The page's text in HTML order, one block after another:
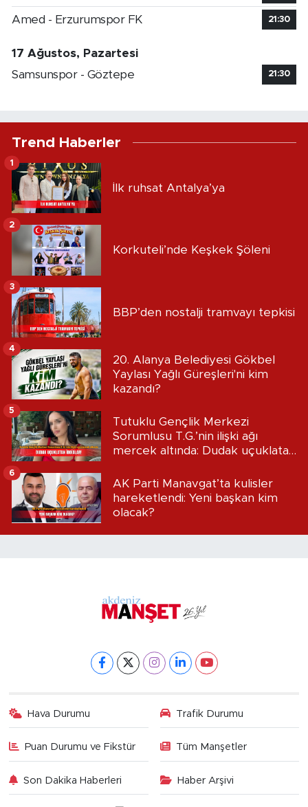
Amed - Erzurumspor FK 21:30
17 Ağustos, Pazartesi
Samsunspor - Göztepe
21:30
Trend Haberler
İlk ruhsat Antalya’ya
1
Korkuteli’nde Keşkek Şöleni
2
BBP’den nostalji tramvayı tepkisi
3
20. Alanya Belediyesi Gökbel
Yaylası Yağlı Güreşleri'ni kim
kazandı?
4
Tutuklu Gençlik Merkezi
Sorumlusu T.G.’nin ilişki ağı
mercek altında: Dudak uçuklatan
5
AK Parti Manavgat’ta kulisler
hareketlendi: Yeni başkan kim
olacak?
6
Hava Durumu Trafik Durumu
Puan Durumu ve Fikstür Tüm Manşetler
Son Dakika Haberleri Haber Arşivi